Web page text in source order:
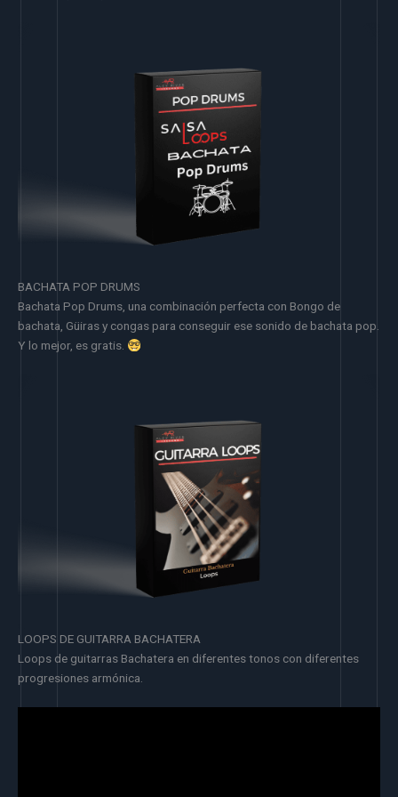
BACHATA POP DRUMS
Bachata Pop Drums, una combinación perfecta con Bongo de
bachata, Güiras y congas para conseguir ese sonido de bachata pop.
Y lo mejor, es gratis.
LOOPS DE GUITARRA BACHATERA
Loops de guitarras Bachatera en diferentes tonos con diferentes
progresiones armónica.